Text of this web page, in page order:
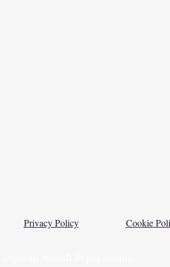
Privacy Policy Cookie